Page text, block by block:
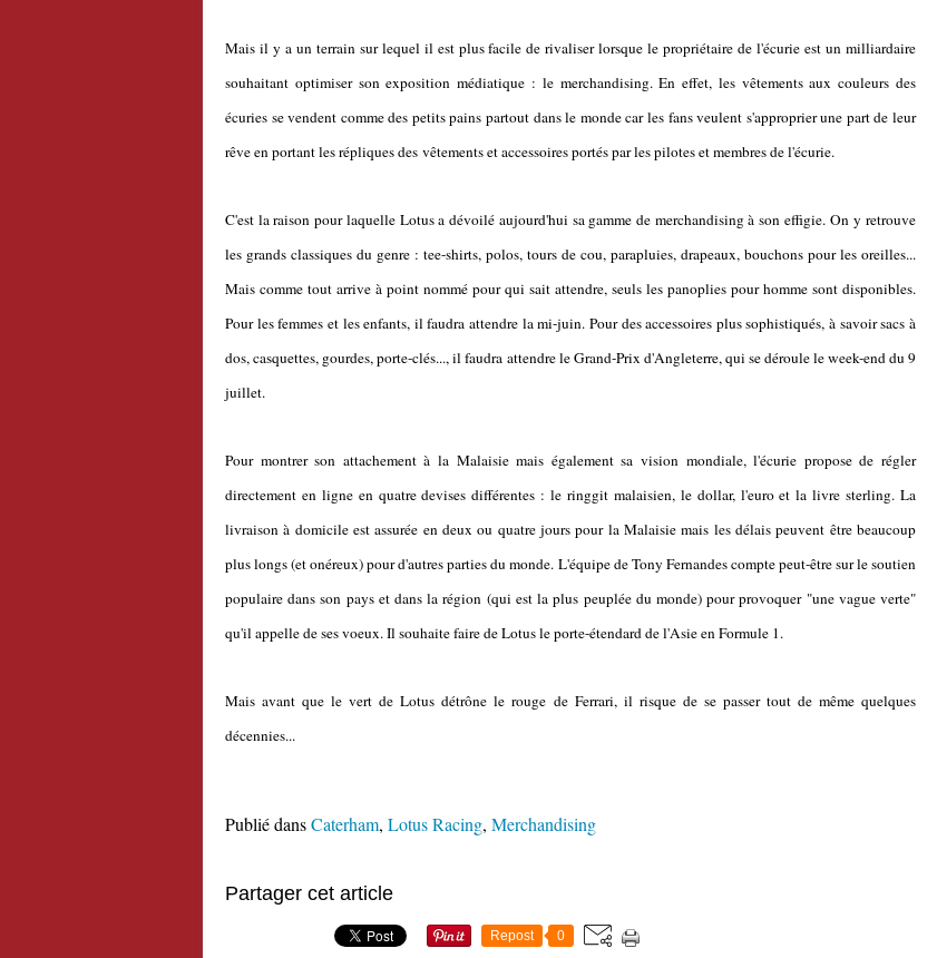
Mais il y a un terrain sur lequel il est plus facile de rivaliser lorsque le propriétaire de l'écurie est un milliardaire
souhaitant optimiser son exposition médiatique : le merchandising. En effet, les vêtements aux couleurs des
écuries se vendent comme des petits pains partout dans le monde car les fans veulent s'approprier une part de leur
rêve en portant les répliques des vêtements et accessoires portés par les pilotes et membres de l'écurie.
C'est la raison pour laquelle Lotus a dévoilé aujourd'hui sa gamme de merchandising à son effigie. On y retrouve
les grands classiques du genre : tee-shirts, polos, tours de cou, parapluies, drapeaux, bouchons pour les oreilles...
Mais comme tout arrive à point nommé pour qui sait attendre, seuls les panoplies pour homme sont disponibles.
Pour les femmes et les enfants, il faudra attendre la mi-juin. Pour des accessoires plus sophistiqués, à savoir sacs à
dos, casquettes, gourdes, porte-clés..., il faudra attendre le Grand-Prix d'Angleterre, qui se déroule le week-end du 9
juillet.
Pour montrer son attachement à la Malaisie mais également sa vision mondiale, l'écurie propose de régler
directement en ligne en quatre devises différentes : le ringgit malaisien, le dollar, l'euro et la livre sterling. La
livraison à domicile est assurée en deux ou quatre jours pour la Malaisie mais les délais peuvent être beaucoup
plus longs (et onéreux) pour d'autres parties du monde. L'équipe de Tony Fernandes compte peut-être sur le soutien
populaire dans son pays et dans la région (qui est la plus peuplée du monde) pour provoquer "une vague verte"
qu'il appelle de ses voeux. Il souhaite faire de Lotus le porte-étendard de l'Asie en Formule 1.
Mais avant que le vert de Lotus détrône le rouge de Ferrari, il risque de se passer tout de même quelques
décennies...
Publié dansCaterham, Lotus Racing, Merchandising
Partager cet article
Repost 0